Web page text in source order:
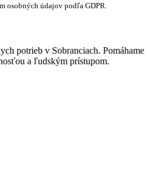
osobných údajov podľa GDPR.
potrieb v Sobranciach. Pomáhame
a ľudským prístupom.